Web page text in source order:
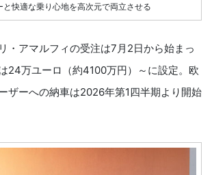
と快適な乗り心地を高次元で両立させる
・アマルフィの受注は7月2日から始まっ
24万ユーロ（約4100万円）～に設定。欧
ザーへの納車は2026年第1四半期より開始